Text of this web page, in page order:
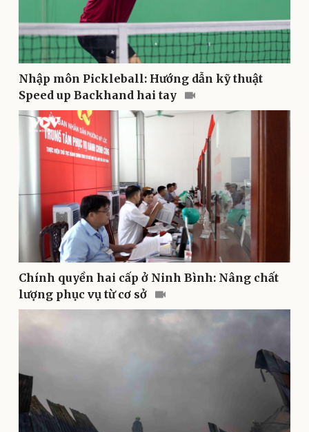
Doanh nghiệp
Thông tin doanh nghiệp
Doanh nghiệp 24h
Doanh nhân
Vì cộng đồng
Công nghệ
Sành điệu
Tin Công nghệ
Trải nghiệm
Chuyển đổi số
Sản phụ khoa
Nhi khoa
Nam khoa
Làm đẹp - giảm cân
Nhập môn Pickleball: Hướng dẫn kỹ thuật
Speed up Backhand hai tay
Chính quyền hai cấp ở Ninh Bình: Nâng chất
lượng phục vụ từ cơ sở